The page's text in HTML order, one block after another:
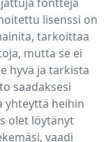
lisenssi on
tarkoittaa
mutta se ei
hyvä ja tarkista
saadaksesi
yhteyttä heihin
olet löytänyt
vaadi